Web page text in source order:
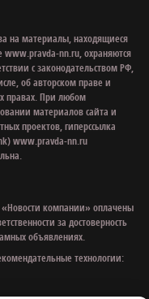
на материалы, находящиеся
www.pravda-nn.ru, охраняются
с законодательством РФ,
об авторском праве и
правах. При любом
материалов сайта и
проектов, гиперссылка
www.pravda-nn.ru
компании» оплачены
за достоверность
объявлениях.
технологии: